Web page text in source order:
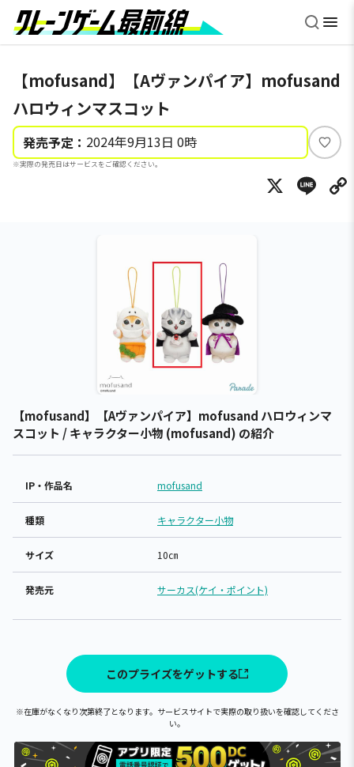
【mofusand】【Aヴァンパイア】mofusand
ハロウィンマスコット
発売予定： 2024年9月13日 0時
※実際の発売日はサービスをご確認ください。
い
ね
X
【mofusand】【Aヴァンパイア】mofusand ハロウィンマ
スコット / キャラクター小物 (mofusand) の紹介
IP・作品名 mofusand
種類 キャラクター小物
サイズ 10㎝
発売元 サーカス(ケイ・ポイント)
このプライズをゲットする
※在庫がなくなり次第終了となります。サービスサイトで実際の取り扱いを確認してくださ
い。